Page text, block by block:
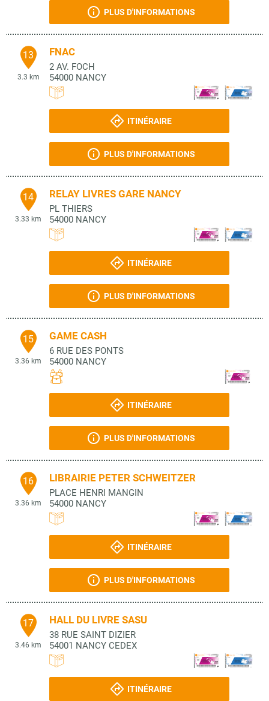
PLUS D'INFORMATIONS
13
3.3 km
FNAC
2 AV. FOCH
54000 NANCY
ITINÉRAIRE
PLUS D'INFORMATIONS
14
3.33 km
RELAY LIVRES GARE NANCY
PL THIERS
54000 NANCY
ITINÉRAIRE
PLUS D'INFORMATIONS
15
3.36 km
GAME CASH
6 RUE DES PONTS
54000 NANCY
ITINÉRAIRE
PLUS D'INFORMATIONS
16
3.36 km
LIBRAIRIE PETER SCHWEITZER
PLACE HENRI MANGIN
54000 NANCY
ITINÉRAIRE
PLUS D'INFORMATIONS
17
3.46 km
HALL DU LIVRE SASU
38 RUE SAINT DIZIER
54001 NANCY CEDEX
ITINÉRAIRE